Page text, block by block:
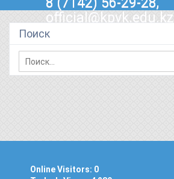
official@kpvk.edu.kz
г.Костанай, Проспект Кобыланды
Батыра, 3
Поиск
Online Visitors: 0